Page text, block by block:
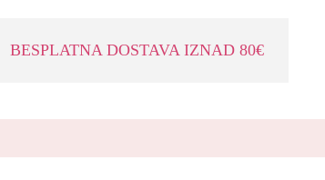
BESPLATNA DOSTAVA IZNAD 80€